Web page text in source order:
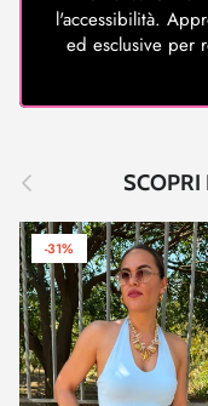
l'accessibilità.
ed esclusive per
Indietro SCOPRI
-31%